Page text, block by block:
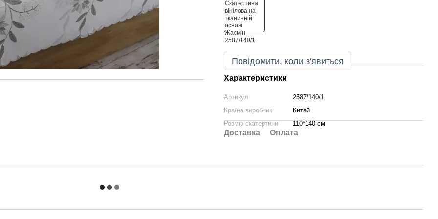
Повідомити, коли з'явиться
Характеристики
Артикул
2587/140/1
Країна виробник
Китай
Розмір скатертини
110*140 см
Доставка Оплата